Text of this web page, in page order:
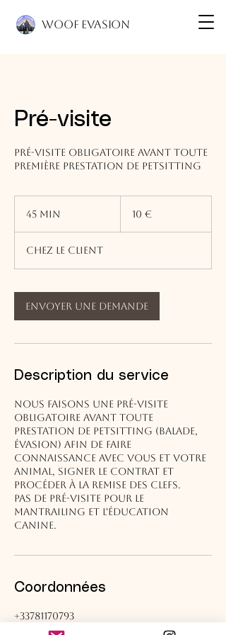
Woof Evasion
Pré-visite
Pré-visite obligatoire avant toute
première prestation de Petsitting
45 min
i
n
10 €
Chez le client
Envoyer une demande
Description du service
Nous faisons une pré-visite
obligatoire avant toute
prestation de petsitting (balade,
évasion) afin de faire
connaissance avec vous et votre
animal, signer le contrat et
procéder à la remise des clefs.
Pas de pré-visite pour le
mantrailing et l'éducation
canine.
Coordonnées
+33781170793
Woof.evasion@gmail.com